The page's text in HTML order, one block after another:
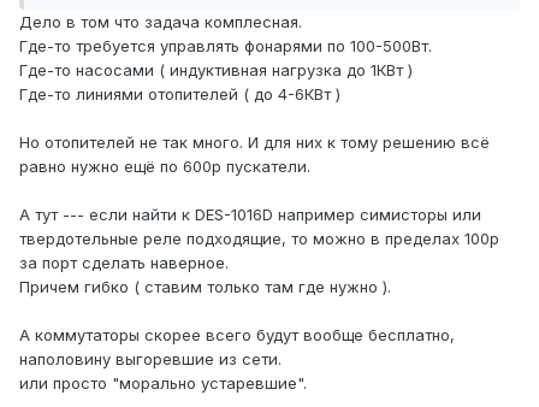
Дело в том что задача комплесная.
Где-то требуется управлять фонарями по 100-500Вт.
Где-то насосами ( индуктивная нагрузка до 1КВт )
Где-то линиями отопителей ( до 4-6КВт )
Но отопителей не так много. И для них к тому решению всё
равно нужно ещё по 600р пускатели.
А тут --- если найти к DES-1016D например симисторы или
твердотельные реле подходящие, то можно в пределах 100р
за порт сделать наверное.
Причем гибко ( ставим только там где нужно ).
А коммутаторы скорее всего будут вообще бесплатно,
наполовину выгоревшие из сети.
или просто "морально устаревшие".